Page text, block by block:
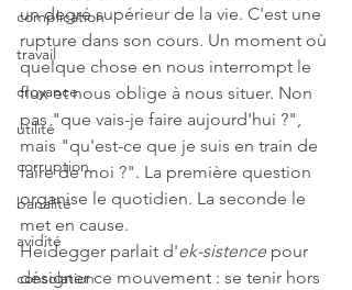
complication
travail
croyance
utilité
corruption
banalité
avidité
consolation
un degré supérieur de la vie. C'est une
rupture dans son cours. Un moment où
quelque chose en nous interrompt le
flux et nous oblige à nous situer. Non
pas "que vais-je faire aujourd'hui ?",
mais "qu'est-ce que je suis en train de
faire de moi ?". La première question
organise le quotidien. La seconde le
met en cause.
Heidegger parlait d'ek-sistence pour
désigner ce mouvement : se tenir hors